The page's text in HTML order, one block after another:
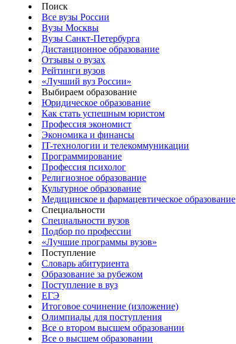
Поиск
Все вузы России
Вузы Москвы
Вузы Санкт-Петербурга
Дистанционное образование
Отзывы о вузах
Рейтинги вузов
«Лучший вуз России»
Выбираем образование
Юридическое образование
Как стать успешным юристом
Профессия экономист
Экономика и финансы
IT-технологии и телекоммуникации
Программирование
Профессия психолог
Религиозное образование
Культурное образование
Медицинское и фармацевтическое образование
Специальности
Специальности вузов
Подбор по профессии
«Лучшие программы вузов»
Поступление
Словарь абитуриента
Образование за рубежом
Поступление в вуз
ЕГЭ
Итоговое сочинение (изложение)
Олимпиады для поступления
Все о втором высшем образовании
Все о высшем образовании